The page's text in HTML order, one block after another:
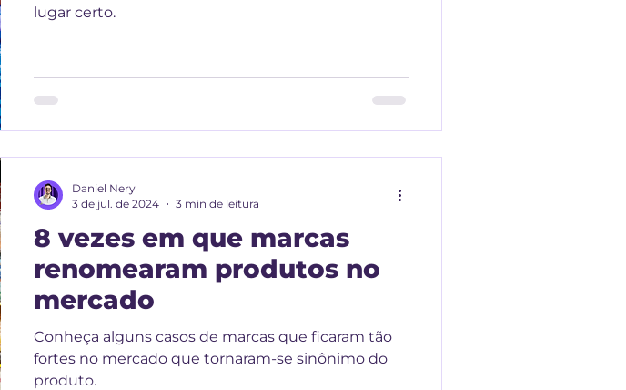
lugar certo.
8 vezes em que marcas
renomearam produtos no
mercado
Conheça alguns casos de marcas que ficaram tão
fortes no mercado que tornaram-se sinônimo do
produto.
Daniel Nery
3 de jul. de 2024
3 min de leitura